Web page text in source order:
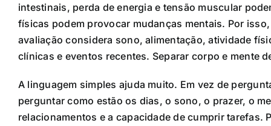
intestinais, perda de energia e tensão muscular
físicas podem provocar mudanças mentais. Por
avaliação considera sono, alimentação, atividade
clínicas e eventos recentes. Separar corpo e mente
A linguagem simples ajuda muito. Em vez de
perguntar como estão os dias, o sono, o prazer, o
relacionamentos e a capacidade de cumprir tarefas.